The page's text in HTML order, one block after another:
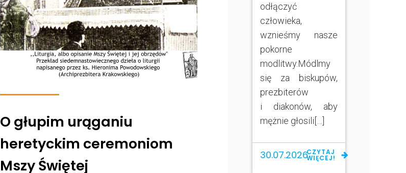
O głupim urąganiu
heretyckim ceremoniom
Mszy Świętej
odłączyć
człowieka,
wznieśmy nasze
pokorne
modlitwy.Módlmy
się za biskupów,
prezbiterów
i diakonów, aby
mężnie głosili[…]
30.07.2026CZYTAJ
WIĘCEJ!